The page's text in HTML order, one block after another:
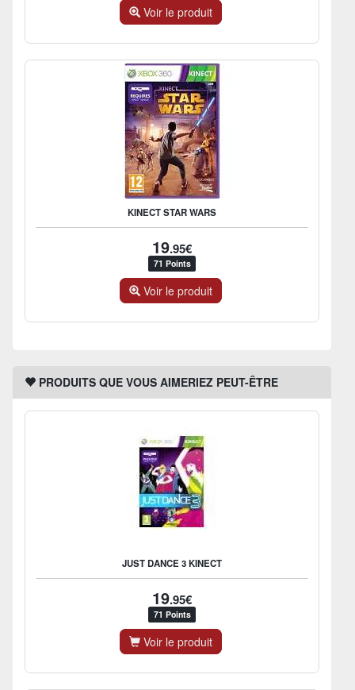
Voir le produit
KINECT STAR WARS
19.95€
71 Points
Voir le produit
PRODUITS QUE VOUS AIMERIEZ PEUT-ÊTRE
JUST DANCE 3 KINECT
19.95€
71 Points
Voir le produit